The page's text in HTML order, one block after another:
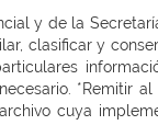
y de la
clasificar y
*Remitir
cuya